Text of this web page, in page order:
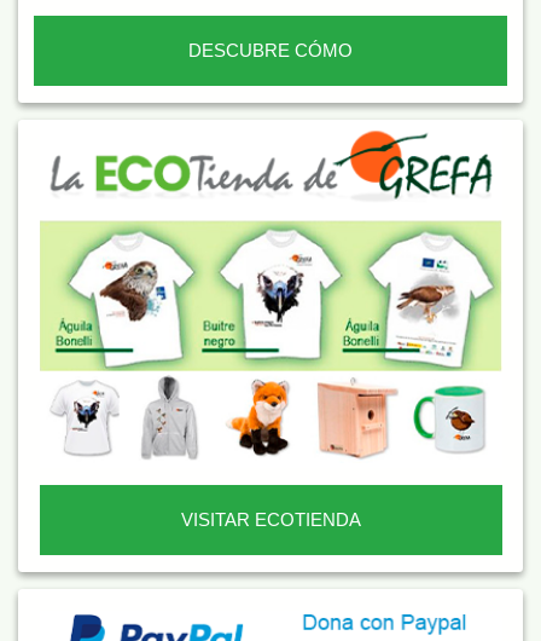
DESCUBRE CÓMO
VISITAR ECOTIENDA